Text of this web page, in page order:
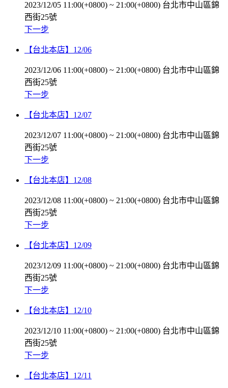
2023/12/05 11:00(+0800) ~ 21:00(+0800) 台北市中山區錦
西街25號
下一步
【台北本店】12/06
2023/12/06 11:00(+0800) ~ 21:00(+0800) 台北市中山區錦
西街25號
下一步
【台北本店】12/07
2023/12/07 11:00(+0800) ~ 21:00(+0800) 台北市中山區錦
西街25號
下一步
【台北本店】12/08
2023/12/08 11:00(+0800) ~ 21:00(+0800) 台北市中山區錦
西街25號
下一步
【台北本店】12/09
2023/12/09 11:00(+0800) ~ 21:00(+0800) 台北市中山區錦
西街25號
下一步
【台北本店】12/10
2023/12/10 11:00(+0800) ~ 21:00(+0800) 台北市中山區錦
西街25號
下一步
【台北本店】12/11